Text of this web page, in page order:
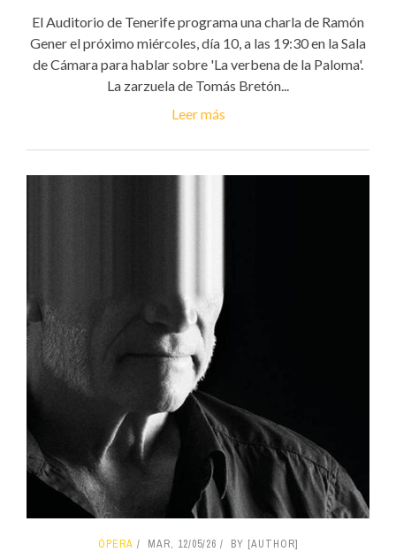
El Auditorio de Tenerife programa una charla de Ramón
Gener el próximo miércoles, día 10, a las 19:30 en la Sala
de Cámara para hablar sobre 'La verbena de la Paloma'.
La zarzuela de Tomás Bretón...
Leer más
ÓPERA MAR, 12/05/26 BY [AUTHOR]